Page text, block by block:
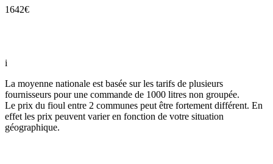
1642€
i
La moyenne nationale est basée sur les tarifs de plusieurs
fournisseurs pour une commande de 1000 litres non groupée.
Le prix du fioul entre 2 communes peut être fortement différent. En
effet les prix peuvent varier en fonction de votre situation
géographique.